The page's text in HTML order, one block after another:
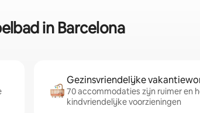
in Barcelona
Gezinsvriendelijke
70 accommodaties zijn ruimer en
kindvriendelijke voorzieningen